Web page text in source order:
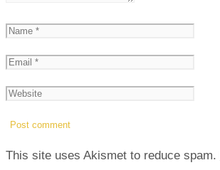
This site uses Akismet to reduce spam.